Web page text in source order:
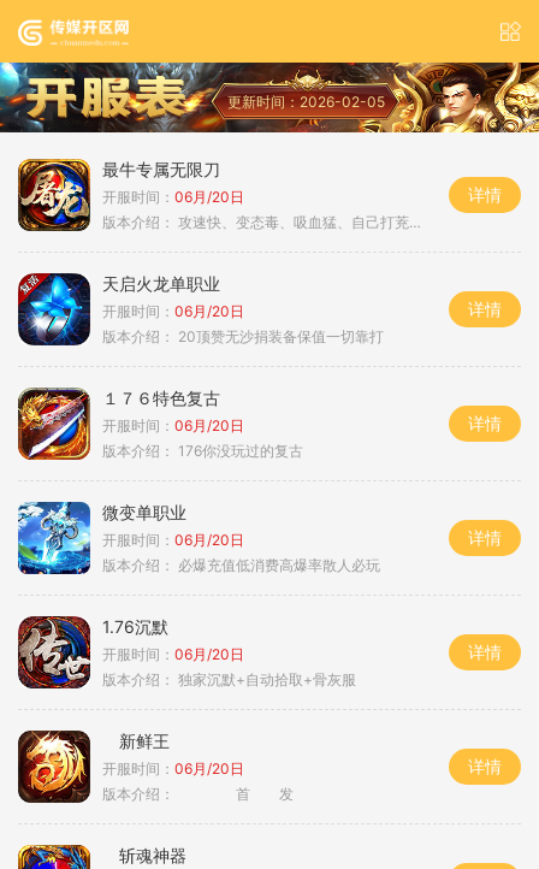
更新时间：2026-02-05
最牛专属无限刀
开服时间： 06月/20日
版本介绍： 攻速快、变态毒、吸血猛、自己打茺值玩
详情
天启火龙单职业
开服时间： 06月/20日
版本介绍： 20顶赞无沙捐装备保值一切靠打
详情
１７６特色复古
开服时间： 06月/20日
版本介绍： 176你没玩过的复古
详情
微变单职业
开服时间： 06月/20日
版本介绍： 必爆充值低消费高爆率散人必玩
详情
1.76沉默
开服时间： 06月/20日
版本介绍： 独家沉默+自动拾取+骨灰服
详情
新鲜王
开服时间： 06月/20日
版本介绍：
首 发
详情
斩魂神器